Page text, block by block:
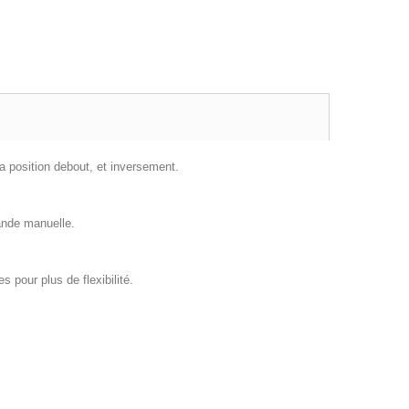
position debout, et inversement.
manuelle.
pour plus de flexibilité.